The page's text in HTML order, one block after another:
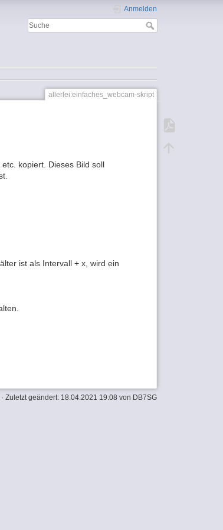
Anmelden
allerlei:einfaches_webcam-skript
kopiert. Dieses Bild soll
ist als Intervall + x, wird ein
· Zuletzt geändert: 18.04.2021 19:08 von DB7SG